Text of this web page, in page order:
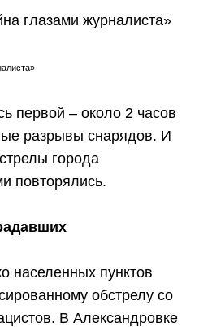
первой – около 2 часов
разрывы снарядов. И
города
повторялись.
населенных пунктов
обстрелу со
В Александровке